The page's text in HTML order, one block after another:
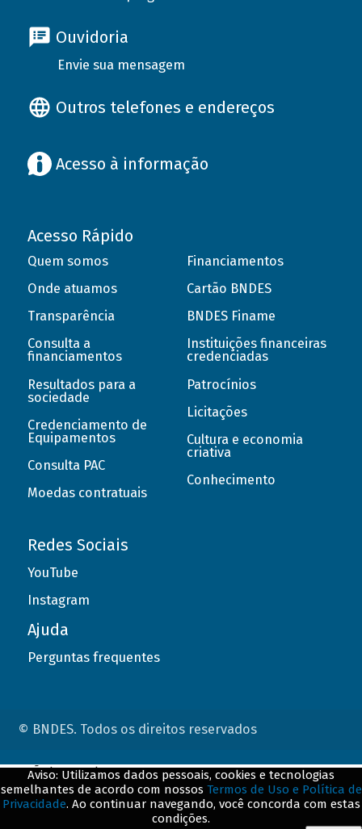
Ouvidoria
Envie sua mensagem
Outros telefones e endereços
Acesso à informação
Acesso Rápido
Quem somos
Onde atuamos
Transparência
Consulta a
financiamentos
Resultados para a
sociedade
Credenciamento de
Equipamentos
Consulta PAC
Moedas contratuais
Financiamentos
Cartão BNDES
BNDES Finame
Instituições financeiras
credenciadas
Patrocínios
Licitações
Cultura e economia
criativa
Conhecimento
Redes Sociais
YouTube
Instagram
Ajuda
Perguntas frequentes
© BNDES. Todos os direitos reservados
Aviso: Utilizamos dados pessoais, cookies e tecnologias
semelhantes de acordo com nossos Termos de Uso e Política de
Privacidade. Ao continuar navegando, você concorda com estas
condições.
ConteÃºdo complementar
${title}${badge}